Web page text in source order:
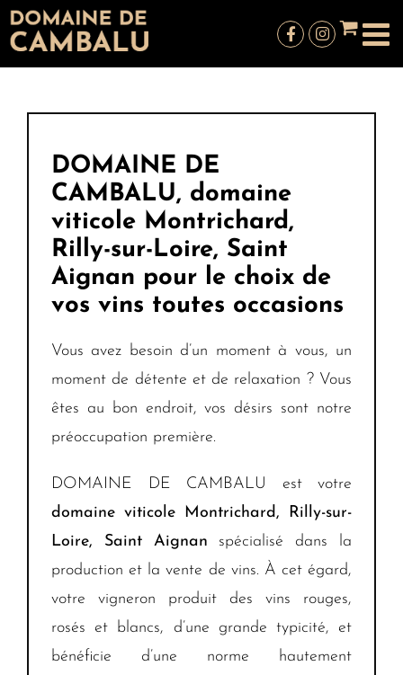
Passer
au
contenu
DOMAINE DE
CAMBALU, domaine
viticole Montrichard,
Rilly-sur-Loire, Saint
Aignan pour le choix de
vos vins toutes occasions
Vous avez besoin d’un moment à vous, un
moment de détente et de relaxation ? Vous
êtes au bon endroit, vos désirs sont notre
préoccupation première.
DOMAINE DE CAMBALU est votre
domaine viticole Montrichard, Rilly-sur-
Loire, Saint Aignan spécialisé dans la
production et la vente de vins. À cet égard,
votre vigneron produit des vins rouges,
rosés et blancs, d’une grande typicité, et
bénéficie d’une norme hautement